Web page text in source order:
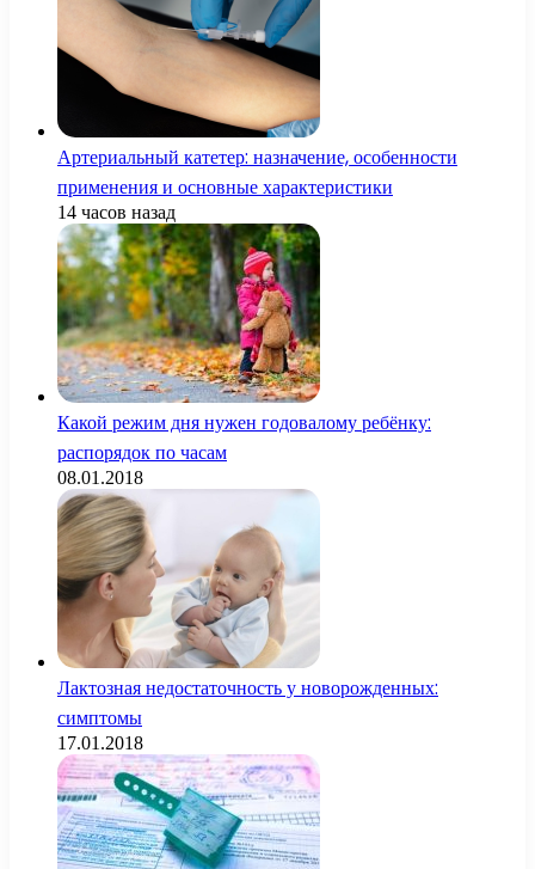
Артериальный катетер: назначение, особенности
применения и основные характеристики
14 часов назад
Какой режим дня нужен годовалому ребёнку:
распорядок по часам
08.01.2018
Лактозная недостаточность у новорожденных:
симптомы
17.01.2018